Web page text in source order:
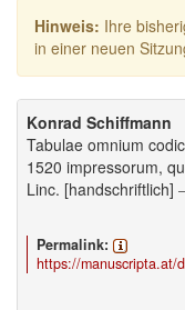
Hinweis: Ihre
in einer neuen
Konrad Schiffmann
Tabulae omnium
1520 impressorum,
Linc. [handschriftlich]
Permalink:
https://manuscripta.at/